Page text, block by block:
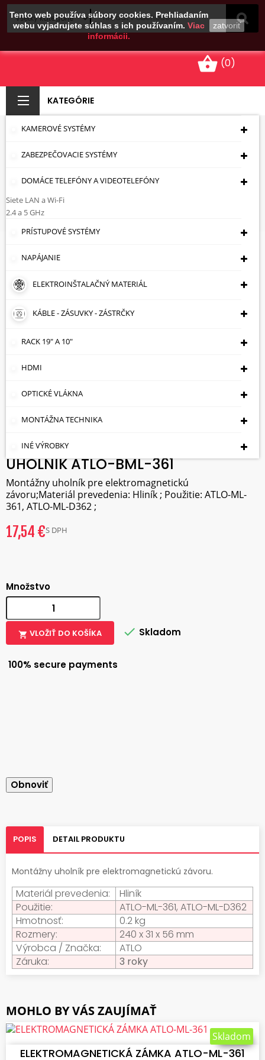
Tento web používa súbory cookies. Prehliadaním
webu vyjadrujete súhlas s ich používaním. Viac
informácii.
zatvoriť
shopping_basket (0)
KATEGÓRIE
KAMEROVÉ SYSTÉMY
ZABEZPEČOVACIE SYSTÉMY
DOMÁCE TELEFÓNY A VIDEOTELEFÓNY
Siete LAN a Wi-Fi
2.4 a 5 GHz
PRÍSTUPOVÉ SYSTÉMY
NAPÁJANIE
ELEKTROINŠTALAČNÝ MATERIÁL
KÁBLE - ZÁSUVKY - ZÁSTRČKY
RACK 19" A 10"
HDMI
OPTICKÉ VLÁKNA
MONTÁŽNA TECHNIKA
INÉ VÝROBKY
UHOLNÍK ATLO-BML-
361
Úvodná Stránka
Prístupové Systémy
Výkonné Prvky
Príslušenstvo
UHOLNÍK ATLO-BML-361
Montážny uholník pre elektromagnetickú
závoru;Materiál prevedenia: Hliník ; Použitie: ATLO-ML-
361, ATLO-ML-D362 ;
17,54 €S DPH
Množstvo
 VLOŽIŤ DO KOŠÍKA  Skladom
100% secure payments
POPIS DETAIL PRODUKTU
Montážny uholník pre elektromagnetickú závoru.
Materiál prevedenia:
Hliník
Použitie:
ATLO-ML-361, ATLO-ML-D362
Hmotnosť:
0.2 kg
Rozmery:
240 x 31 x 56 mm
Výrobca / Značka:
ATLO
Záruka:
3 roky
MOHLO BY VÁS ZAUJÍMAŤ
VLOŽIŤ DO KOŠÍKA
ELEKTROMAGNETICKÁ ZÁMKA ATLO-ML-361
Skladom